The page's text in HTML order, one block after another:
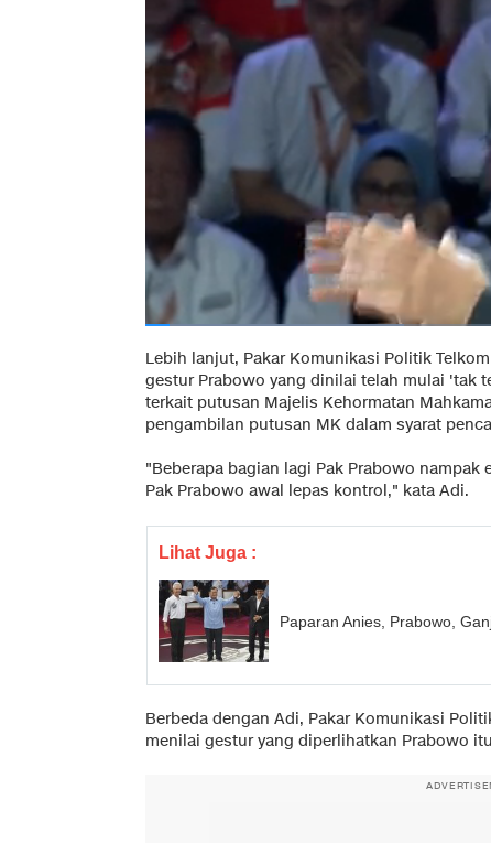
Lebih lanjut, Pakar Komunikasi Politik
gestur Prabowo yang dinilai telah mulai 'tak
terkait putusan Majelis Kehormatan
pengambilan putusan MK dalam syarat
"Beberapa bagian lagi Pak Prabowo
Pak Prabowo awal lepas kontrol," kata Adi.
Lihat Juga :
Paparan Anies, Prabowo,
Berbeda dengan Adi, Pakar Komunikasi
menilai gestur yang diperlihatkan Prabowo